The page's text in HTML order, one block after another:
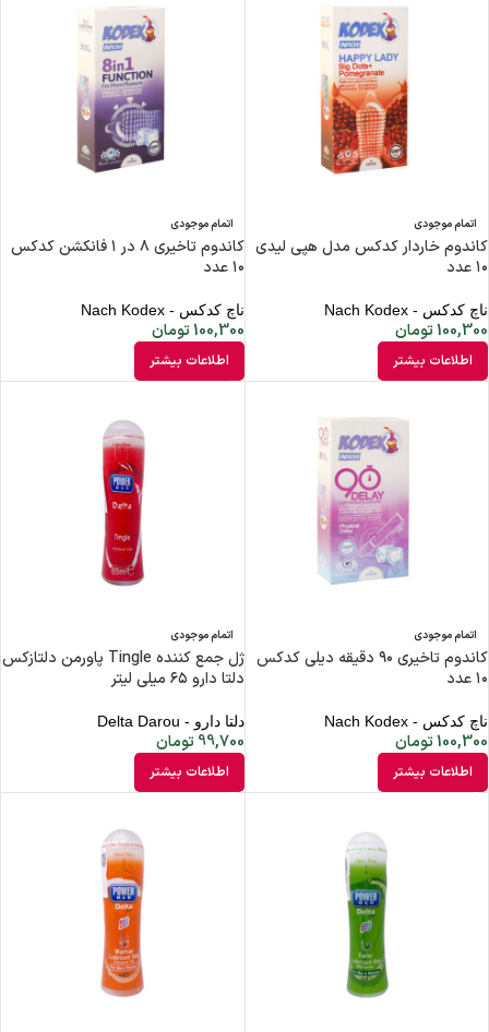
اتمام موجودی
کاندوم خاردار کدکس مدل هپی لیدی
۱۰ عدد
ناچ کدکس - Nach Kodex
100,300تومان
اطلاعات بیشتر
اتمام موجودی
کاندوم تاخیری ۸ در ۱ فانکشن کدکس
۱۰ عدد
ناچ کدکس - Nach Kodex
100,300تومان
اطلاعات بیشتر
اتمام موجودی
کاندوم تاخیری ۹۰ دقیقه دیلی کدکس
۱۰ عدد
ناچ کدکس - Nach Kodex
100,300تومان
اطلاعات بیشتر
اتمام موجودی
ژل جمع کننده Tingle پاورمن دلتازکس
دلتا دارو ۶۵ میلی لیتر
دلتا دارو - Delta Darou
99,700 تومان
اطلاعات بیشتر